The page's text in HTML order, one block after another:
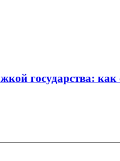
государства: